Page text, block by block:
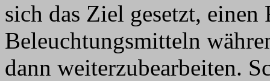
sich das Ziel gesetzt,
Beleuchtungsmitteln
dann weiterzubearbeiten.